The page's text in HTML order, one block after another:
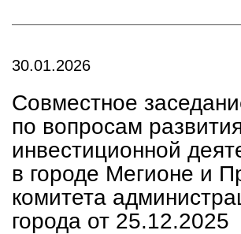
30.01.2026
Совместное
по вопросам
инвестиционной
в городе Мегионе и
комитета
города от 25.12.2025